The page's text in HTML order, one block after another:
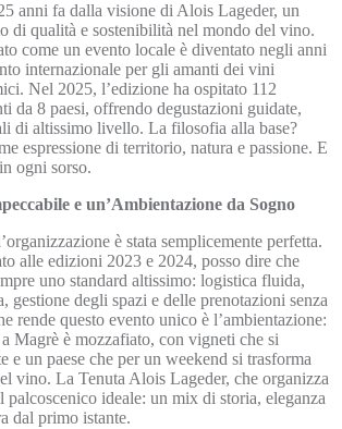
anni fa dalla visione di Alois Lageder, un
di qualità e sostenibilità nel mondo del vino.
come un evento locale è diventato negli anni
internazionale per gli amanti dei vini
Nel 2025, l’edizione ha ospitato 112
da 8 paesi, offrendo degustazioni guidate,
di altissimo livello. La filosofia alla base?
espressione di territorio, natura e passione. E
ogni sorso.
e un’Ambientazione da Sogno
è stata semplicemente perfetta.
alle edizioni 2023 e 2024, posso dire che
uno standard altissimo: logistica fluida,
gestione degli spazi e delle prenotazioni senza
rende questo evento unico è l’ambientazione:
Magrè è mozzafiato, con vigneti che si
e un paese che per un weekend si trasforma
vino. La Tenuta Alois Lageder, che organizza
palcoscenico ideale: un mix di storia, eleganza
dal primo istante.